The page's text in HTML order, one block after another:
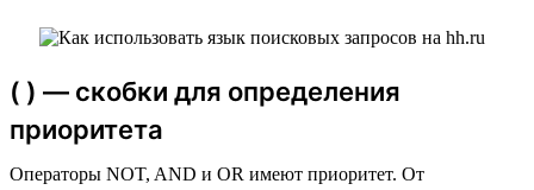
( ) — скобки для определения
приоритета
Операторы NOT, AND и OR имеют приоритет. От